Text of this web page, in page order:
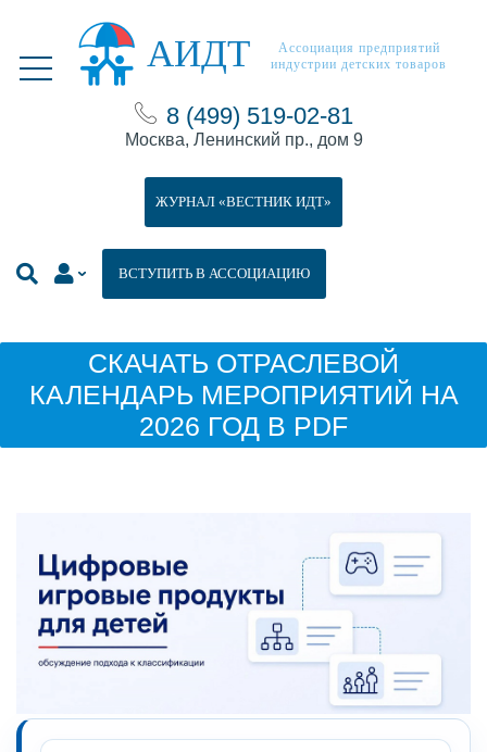
АИДТ
Ассоциация предприятий
индустрии детских товаров
8 (499) 519-02-81
Москва, Ленинский пр., дом 9
ВСТУПИТЬ В АССОЦИАЦИЮ
ЖУРНАЛ «ВЕСТНИК ИДТ»
СКАЧАТЬ ОТРАСЛЕВОЙ
КАЛЕНДАРЬ МЕРОПРИЯТИЙ НА
2026 ГОД В PDF